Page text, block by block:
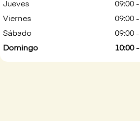
Jueves
09:00
Viernes
09:00
Sábado
09:00
Domingo
10:00